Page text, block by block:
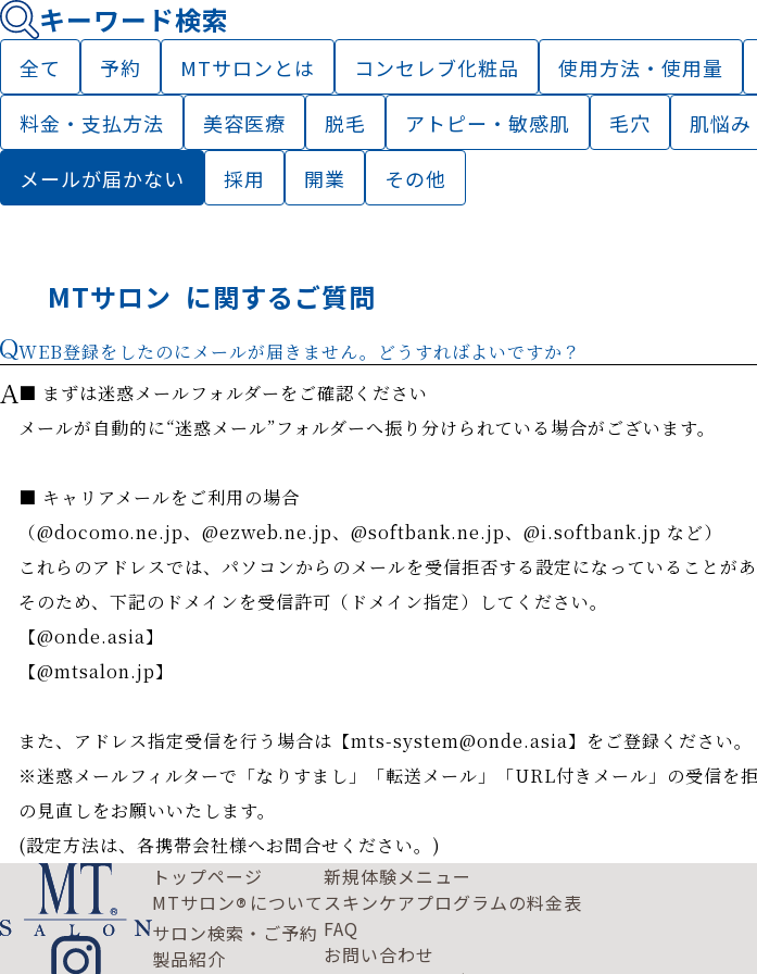
キーワード検索
全て 予約 MTサロンとは コンセレブ化粧品 使用方法・使用量
料金・支払方法
美容医療 脱毛 アトピー・敏感肌 毛穴 肌悩み
メールが届かない
採用 開業 その他
MTサロン に関するご質問
WEB登録をしたのにメールが届きません。どうすればよいですか？
■ まずは迷惑メールフォルダーをご確認ください
メールが自動的に“迷惑メール”フォルダーへ振り分けられている場合がございます。
■ キャリアメールをご利用の場合
（@docomo.ne.jp、@ezweb.ne.jp、@softbank.ne.jp、@i.softbank.jp など）
これらのアドレスでは、パソコンからのメールを受信拒否する設定になっていることがあ
そのため、下記のドメインを受信許可（ドメイン指定）してください。
【@onde.asia】
【@mtsalon.jp】
また、アドレス指定受信を行う場合は【mts-system@onde.asia】をご登録ください。
※迷惑メールフィルターで「なりすまし」「転送メール」「URL付きメール」の受信を
の見直しをお願いいたします。
(設定方法は、各携帯会社様へお問合せください。)
トップページ
MTサロン® について
サロン検索・ご予約
製品紹介
新規体験メニュー
スキンケアプログラムの料金表
FAQ
お問い合わせ